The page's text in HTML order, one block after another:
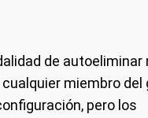
de autoeliminar
miembro del
pero los